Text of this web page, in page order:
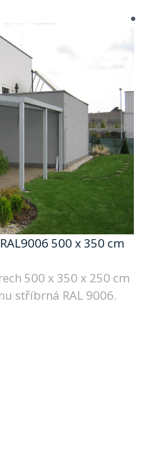
500 x 350 cm
500 x 350 x 250 cm
stříbrná RAL 9006.